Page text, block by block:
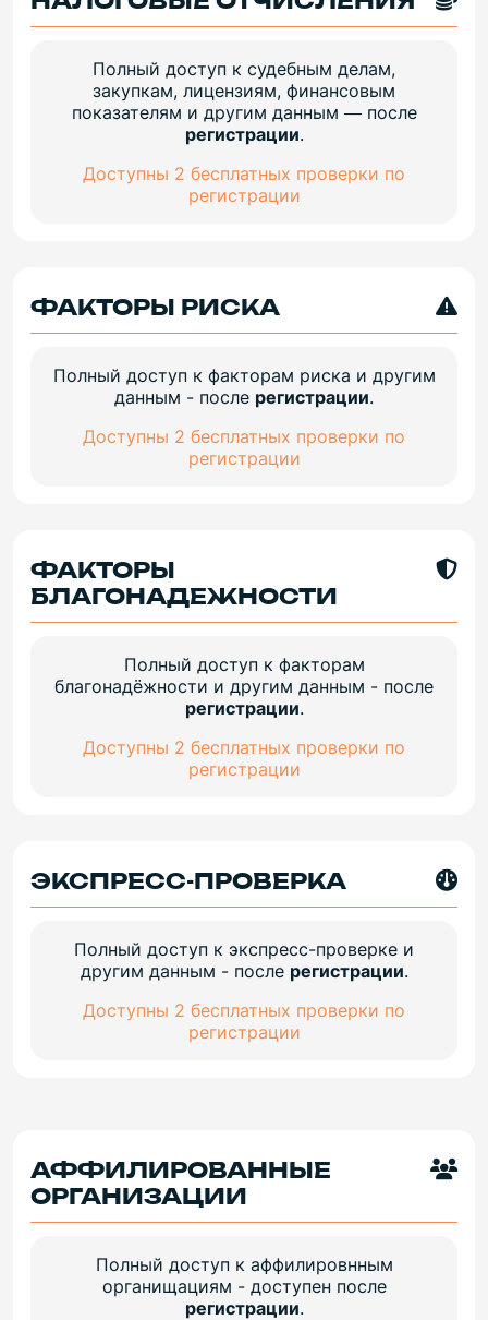
Полный доступ к судебным делам,
закупкам, лицензиям, финансовым
показателям и другим данным — после
регистрации.
Доступны 2 бесплатных проверки по
регистрации
ФАКТОРЫ РИСКА
Полный доступ к факторам риска и другим
данным - после регистрации.
Доступны 2 бесплатных проверки по
регистрации
ФАКТОРЫ
БЛАГОНАДЕЖНОСТИ
Полный доступ к факторам
благонадёжности и другим данным - после
регистрации.
Доступны 2 бесплатных проверки по
регистрации
ЭКСПРЕСС-ПРОВЕРКА
Полный доступ к экспресс-проверке и
другим данным - после регистрации.
Доступны 2 бесплатных проверки по
регистрации
АФФИЛИРОВАННЫЕ
ОРГАНИЗАЦИИ
Полный доступ к аффилировнным
органищациям - доступен после
регистрации.